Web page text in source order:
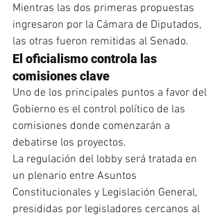
Mientras las dos primeras propuestas
ingresaron por la Cámara de Diputados,
las otras fueron remitidas al Senado.
El oficialismo controla las
comisiones clave
Uno de los principales puntos a favor del
Gobierno es el control político de las
comisiones donde comenzarán a
debatirse los proyectos.
La regulación del lobby será tratada en
un plenario entre Asuntos
Constitucionales y Legislación General,
presididas por legisladores cercanos al